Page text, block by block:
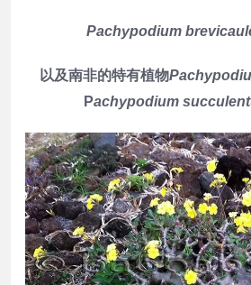
Pachypodium
以及南非的特有植物
Pachypodium